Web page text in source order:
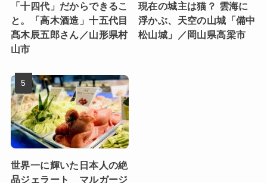
「十四代」だからできるこ
と。「高木酒造」十五代目
髙木辰五郎さん／山形県村
山市
現在の城主は猫？ 雲海に
浮かぶ、天空の山城「備中
松山城」／岡山県高梁市
世界一に輝いた日本人の絶
品ジェラート マルガージ